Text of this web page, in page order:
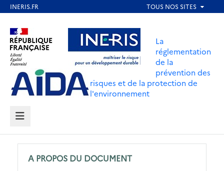
contenu
principal
Aller au contenu Aller au menu
Aller au pied de page
La
réglementation
de la
prévention des
risques et de la protection de
l'environnement
MENU
A PROPOS DU DOCUMENT